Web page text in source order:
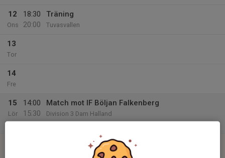
12
Ons
18:30
20:00
Träning
Tuvasvallen
13
Tor
14
Fre
15
Lör
14:00
15:30
Match mot IF Böljan Falkenberg
Division 3 Dam Halland